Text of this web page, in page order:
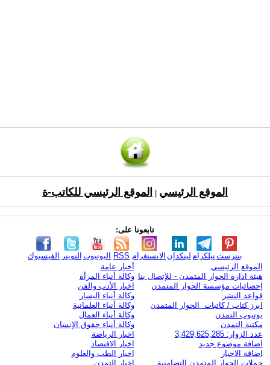
الموقع الرئيسي الموقع الرئيسي للكاتب-ة
تابعونا على:
الفيسبوك التويتر اليوتيوب RSS الانستغرام لينكدإن تيلكرامبنترست
الموقع الرئيسي
هيئة ادارة الحوار المتمدن - للإتصال بنا
إحصائيات مؤسسة الحوار المتمدن
قواعد النشر
ابرز كتاب / كاتبات الحوار المتمدن
يوتيوب التمدن
مكتبة التمدن
عدد الزوار: 3,429,625,285
اضافة موضوع جديد
اضافة الاخبار
حملات الحوار المتمدن التضامنية
أخبار عامة
وكالة أنباء المرأة
اخبار الأدب والفن
وكالة أنباء اليسار
وكالة أنباء العلمانية
وكالة أنباء العمال
وكالة أنباء حقوق الإنسان
اخبار الرياضة
اخبار الاقتصاد
اخبار الطب والعلوم
اخبار التمدن